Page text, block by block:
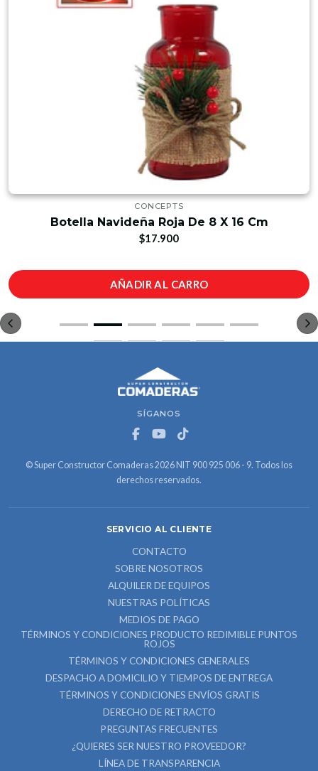
CONCEPTS
Botella Navideña Roja De 8 X 16 Cm
$17.900
AÑADIR AL CARRO
SÍGANOS
© Super Constructor Comaderas 2026 NIT 900 925 006 - 9. Todos los
derechos reservados.
SERVICIO AL CLIENTE
CONTACTO
SOBRE NOSOTROS
ALQUILER DE EQUIPOS
NUESTRAS POLÍTICAS
MEDIOS DE PAGO
TÉRMINOS Y CONDICIONES PRODUCTO REDIMIBLE PUNTOS
ROJOS
TÉRMINOS Y CONDICIONES GENERALES
DESPACHO A DOMICILIO Y TIEMPOS DE ENTREGA
TÉRMINOS Y CONDICIONES ENVÍOS GRATIS
DERECHO DE RETRACTO
PREGUNTAS FRECUENTES
¿QUIERES SER NUESTRO PROVEEDOR?
LÍNEA DE TRANSPARENCIA